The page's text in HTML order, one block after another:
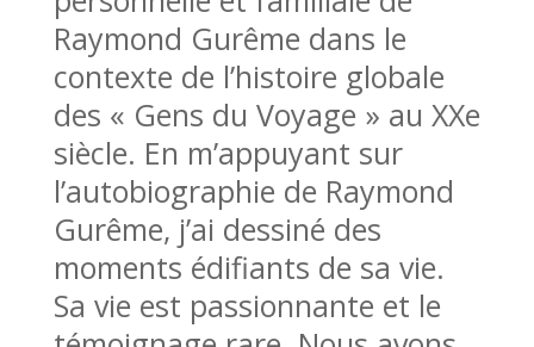
Raymond Gurême dans le
contexte de l’histoire globale
des « Gens du Voyage » au XXe
siècle. En m’appuyant sur
l’autobiographie de Raymond
Gurême, j’ai dessiné des
moments édifiants de sa vie.
Sa vie est passionnante et le